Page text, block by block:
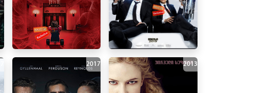
2017 2013